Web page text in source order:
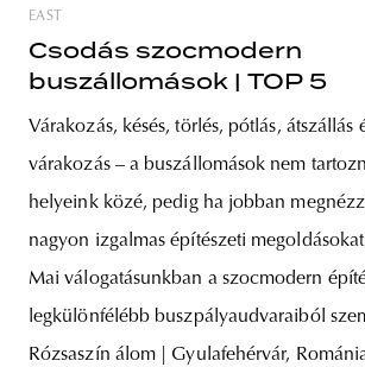
EAST
Csodás szocmodern
buszállomások | TOP 5
Várakozás, késés, törlés, pótlás, átszállás
várakozás – a buszállomások nem
helyeink közé, pedig ha jobban
nagyon izgalmas építészeti
Mai válogatásunkban a szocmodern
legkülönfélébb buszpályaudvaraiból
Rózsaszín álom | Gyulafehérvár,